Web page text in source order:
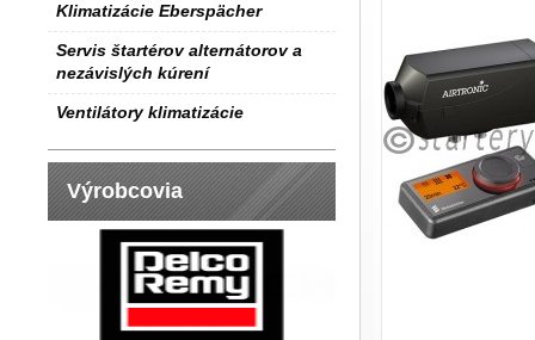
Klimatizácie Eberspächer
Servis štartérov alternátorov a
nezávislých kúrení
Ventilátory klimatizácie
Výrobcovia